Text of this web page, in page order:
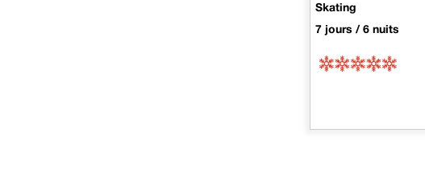
Skating
7 jours / 6 nuits